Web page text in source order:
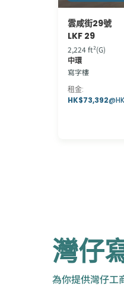
雲咸街29號
LKF 29
2,224 ft²(G)
中環
寫字樓
租金:
HK$73,392@
灣仔
為你提供灣仔工